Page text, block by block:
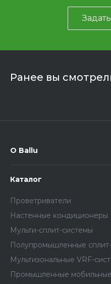
Ранее вы
О Ballu
Каталог
Проветриватели
Настенные кондиционеры
Мульти-сплит-системы
Полупромышленные
Мультизональные VRF-
Промышленные